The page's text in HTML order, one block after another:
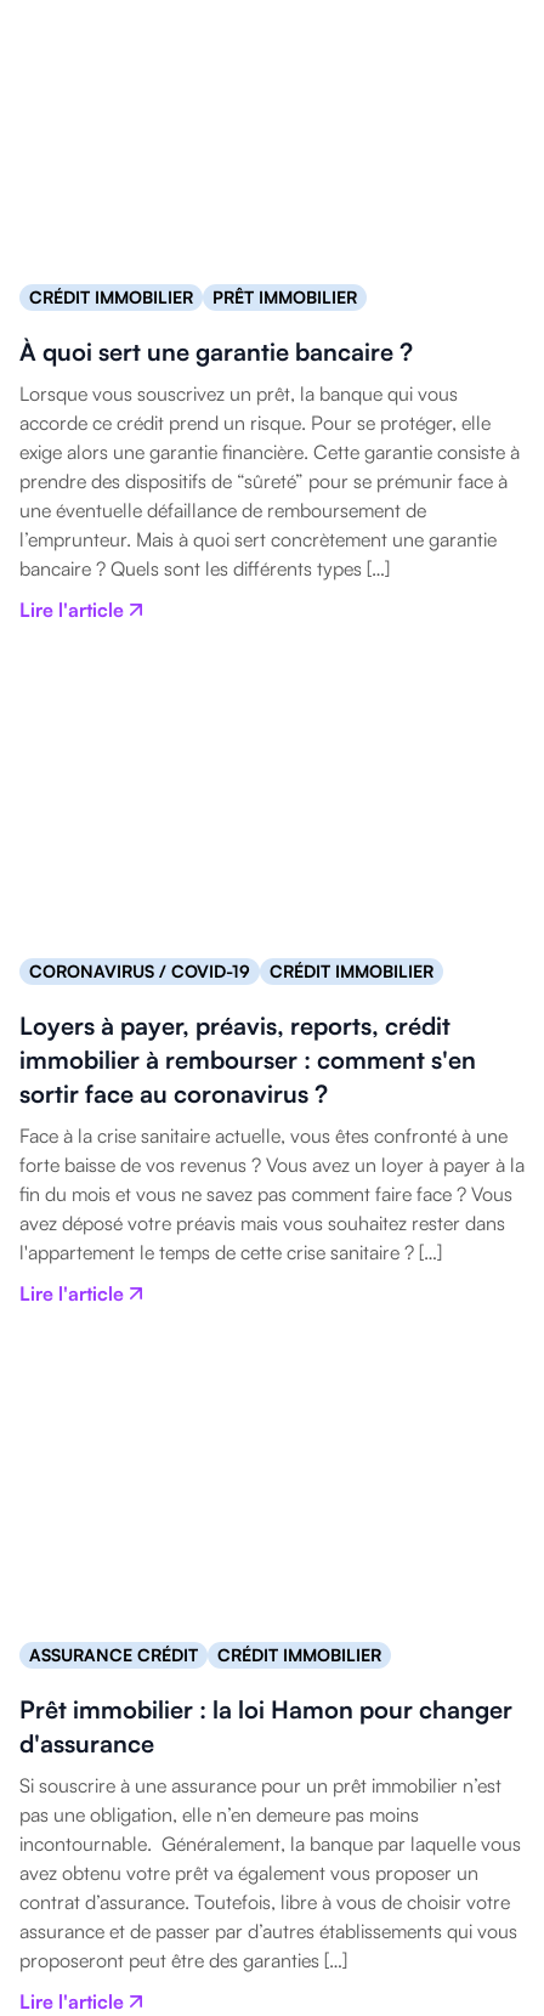
CRÉDIT IMMOBILIER PRÊT IMMOBILIER
À quoi sert une garantie bancaire ?
Lorsque vous souscrivez un prêt, la banque qui vous
accorde ce crédit prend un risque. Pour se protéger, elle
exige alors une garantie financière. Cette garantie consiste à
prendre des dispositifs de “sûreté” pour se prémunir face à
une éventuelle défaillance de remboursement de
l’emprunteur. Mais à quoi sert concrètement une garantie
bancaire ? Quels sont les différents types […]
Lire l'article
CORONAVIRUS / COVID-19 CRÉDIT IMMOBILIER
Loyers à payer, préavis, reports, crédit
immobilier à rembourser : comment s'en
sortir face au coronavirus ?
Face à la crise sanitaire actuelle, vous êtes confronté à une
forte baisse de vos revenus ? Vous avez un loyer à payer à la
fin du mois et vous ne savez pas comment faire face ? Vous
avez déposé votre préavis mais vous souhaitez rester dans
l'appartement le temps de cette crise sanitaire ? […]
Lire l'article
ASSURANCE CRÉDIT CRÉDIT IMMOBILIER
Prêt immobilier : la loi Hamon pour changer
d'assurance
Si souscrire à une assurance pour un prêt immobilier n’est
pas une obligation, elle n’en demeure pas moins
incontournable. Généralement, la banque par laquelle vous
avez obtenu votre prêt va également vous proposer un
contrat d’assurance. Toutefois, libre à vous de choisir votre
assurance et de passer par d’autres établissements qui vous
proposeront peut être des garanties […]
Lire l'article